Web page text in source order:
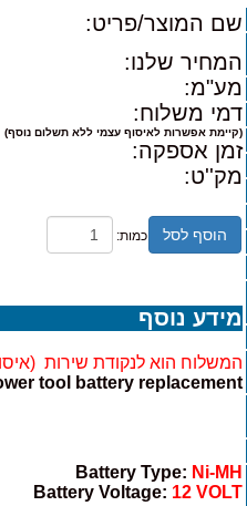
שם המוצר/פריט:
המחיר שלנו:
מע"מ:
דמי משלוח:
(קיימת אפשרות לאיסוף עצמי ללא תשלום נוסף)
זמן אספקה:
מק''ט:
הוסף לסל כמות:
מידע נוסף
המשלוח הוא לנקודת שירות (
tool battery replacement
Battery Type: Ni-MH
Battery Voltage: 12 VOLT